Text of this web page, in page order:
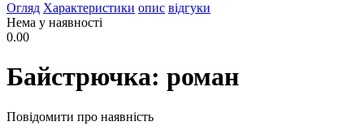
Огляд Характеристики опис відгуки
Нема у наявності
0.00
Байстрючка: роман
Повідомити про наявність